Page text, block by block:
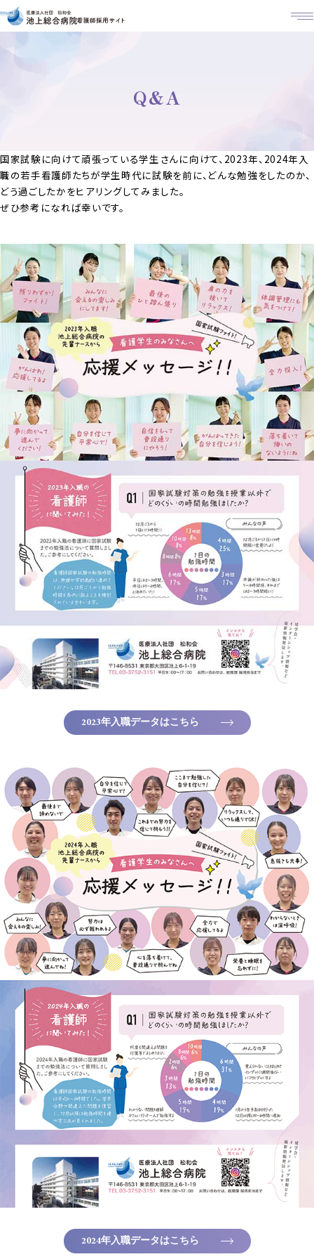
Q&A
国家試験に向けて頑張っている学生さんに向けて、2023年、2024年入
職の若手看護師たちが学生時代に試験を前に、どんな勉強をしたのか、
どう過ごしたかをヒアリングしてみました。
ぜひ参考になれば幸いです。
2023年入職データはこちら
2024年入職データはこちら